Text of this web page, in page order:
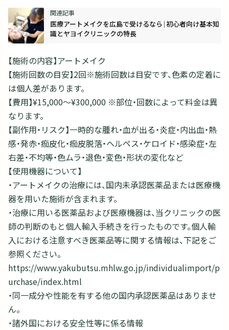
医療アートメイクを広島で受けるなら｜初心者向け基本知
識とヤヨイクリニックの特長
【施術の内容】アートメイク
【施術回数の目安】2回※施術回数は目安です、色素の定着に
は個人差があります。
【費用】¥15,000～¥300,000 ※部位・回数によって料金は異
なります。
【副作用・リスク】一時的な腫れ・血が出る・炎症・内出血・熱
感・発赤・痂皮化・痂皮脱落・ヘルペス・ケロイド・感染症・左
右差・不均等・色ムラ・退色・変色・形状の変化など
【使用機器について】
・アートメイクの治療には、国内未承認医薬品または医療機
器を用いた施術が含まれます。
・治療に用いる医薬品および医療機器は、当クリニックの医
師の判断のもと個人輸入手続きを行ったものです。個人輸
入における注意すべき医薬品等に関する情報は、下記をご
参照ください。
https://www.yakubutsu.mhlw.go.jp/individualimport/p
urchase/index.html
・同一成分や性能を有する他の国内承認医薬品はありませ
ん。
・諸外国における安全性等に係る情報